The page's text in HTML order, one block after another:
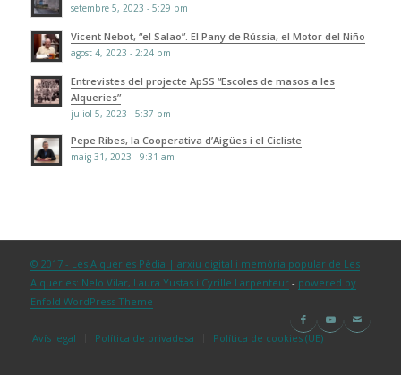
setembre 5, 2023 - 5:29 pm
Vicent Nebot, “el Salao”. El Pany de Rússia, el Motor del Niño
agost 4, 2023 - 2:24 pm
Entrevistes del projecte ApSS “Escoles de masos a les
Alqueries”
juliol 5, 2023 - 5:37 pm
Pepe Ribes, la Cooperativa d’Aigües i el Cicliste
maig 31, 2023 - 9:31 am
© 2017 - Les Alqueries Pèdia | arxiu digital i memòria popular de Les
Alqueries: Nelo Vilar, Laura Yustas i Cyrille Larpenteur - powered by
Enfold WordPress Theme
Avís legal Política de privadesa Política de cookies (UE)